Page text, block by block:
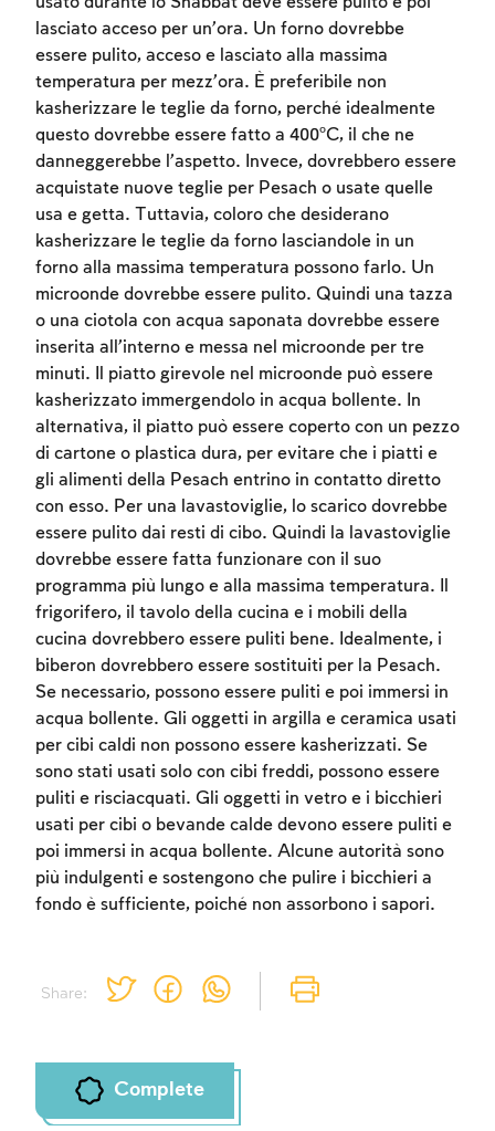
Share:
lasciato acceso per un’ora. Un forno dovrebbe
essere pulito, acceso e lasciato alla massima
temperatura per mezz’ora. È preferibile non
kasherizzare le teglie da forno, perché idealmente
questo dovrebbe essere fatto a 400ºC, il che ne
danneggerebbe l’aspetto. Invece, dovrebbero essere
acquistate nuove teglie per Pesach o usate quelle
usa e getta. Tuttavia, coloro che desiderano
kasherizzare le teglie da forno lasciandole in un
forno alla massima temperatura possono farlo. Un
microonde dovrebbe essere pulito. Quindi una tazza
o una ciotola con acqua saponata dovrebbe essere
inserita all’interno e messa nel microonde per tre
minuti. Il piatto girevole nel microonde può essere
kasherizzato immergendolo in acqua bollente. In
alternativa, il piatto può essere coperto con un pezzo
di cartone o plastica dura, per evitare che i piatti e
gli alimenti della Pesach entrino in contatto diretto
con esso. Per una lavastoviglie, lo scarico dovrebbe
essere pulito dai resti di cibo. Quindi la lavastoviglie
dovrebbe essere fatta funzionare con il suo
programma più lungo e alla massima temperatura. Il
frigorifero, il tavolo della cucina e i mobili della
cucina dovrebbero essere puliti bene. Idealmente, i
biberon dovrebbero essere sostituiti per la Pesach.
Se necessario, possono essere puliti e poi immersi in
acqua bollente. Gli oggetti in argilla e ceramica usati
per cibi caldi non possono essere kasherizzati. Se
sono stati usati solo con cibi freddi, possono essere
puliti e risciacquati. Gli oggetti in vetro e i bicchieri
usati per cibi o bevande calde devono essere puliti e
poi immersi in acqua bollente. Alcune autorità sono
più indulgenti e sostengono che pulire i bicchieri a
fondo è sufficiente, poiché non assorbono i sapori.
Complete
Account required
To mark concepts as learned, you'll need
to create an account or log in.
Sign up Login